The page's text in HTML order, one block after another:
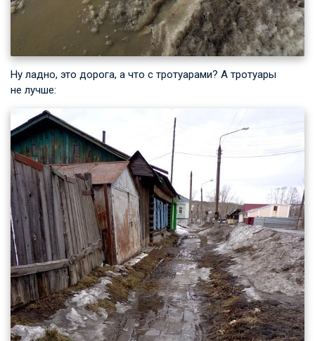
Ну ладно, это дорога, а что с тротуарами? А тротуары
не лучше: